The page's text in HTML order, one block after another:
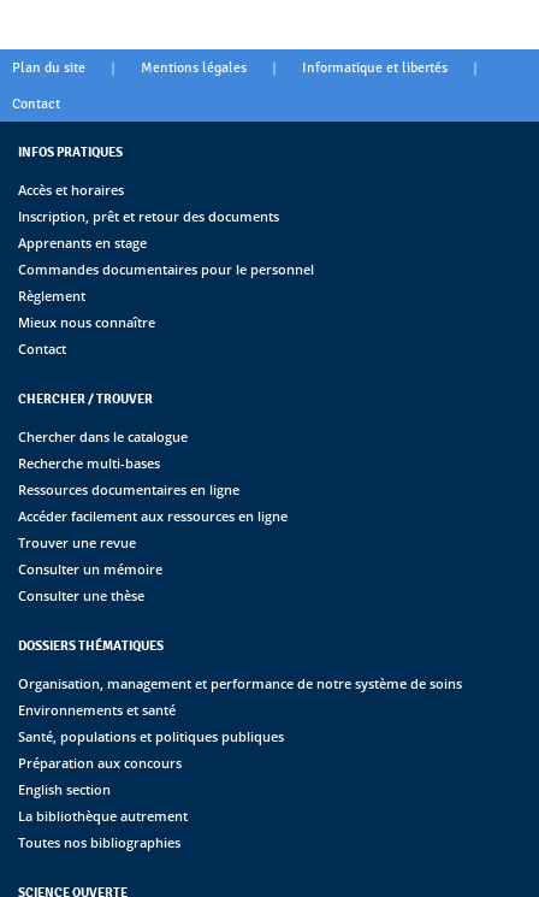
Plan du site | Mentions légales | Informatique et libertés |
Contact
INFOS PRATIQUES
Accès et horaires
Inscription, prêt et retour des documents
Apprenants en stage
Commandes documentaires pour le personnel
Règlement
Mieux nous connaître
Contact
CHERCHER / TROUVER
Chercher dans le catalogue
Recherche multi-bases
Ressources documentaires en ligne
Accéder facilement aux ressources en ligne
Trouver une revue
Consulter un mémoire
Consulter une thèse
DOSSIERS THÉMATIQUES
Organisation, management et performance de notre système de soins
Environnements et santé
Santé, populations et politiques publiques
Préparation aux concours
English section
La bibliothèque autrement
Toutes nos bibliographies
SCIENCE OUVERTE